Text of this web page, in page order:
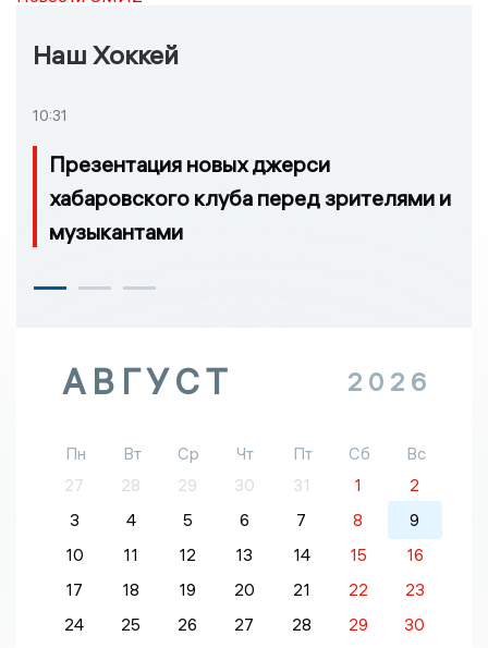
Наш Хоккей
10:31
Презентация новых джерси
хабаровского клуба перед зрителями и
музыкантами
АВГУСТ 2026
Пн Вт Ср Чт Пт Сб
Вс
27
28 29 30 31 1
2
3
4 5 6 7 8
9
10
11 12 13 14 15
16
17
18 19 20 21 22
23
24
25 26 27 28 29
30